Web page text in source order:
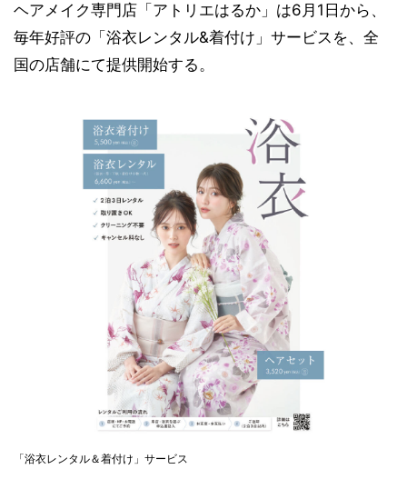
ヘアメイク専門店「アトリエはるか」は6月1日から、
毎年好評の「浴衣レンタル&着付け」サービスを、全
国の店舗にて提供開始する。
「浴衣レンタル＆着付け」サービス